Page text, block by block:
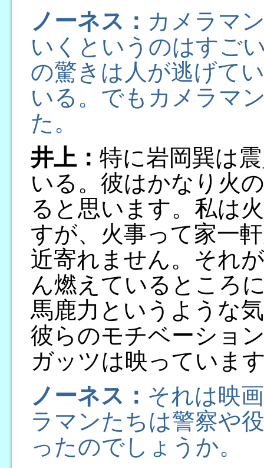
ノーネス： カメラマ
いくというのはすご
の驚きは人が逃げて
いる。でもカメラマ
た。
井上： 特に岩岡巽は
いる。彼はかなり火
ると思います。私は
すが、火事って家一
近寄れません。それ
ん燃えているところ
馬鹿力というような
彼らのモチベーショ
ガッツは映っていま
ノーネス： それは映
ラマンたちは警察や
ったのでしょうか。